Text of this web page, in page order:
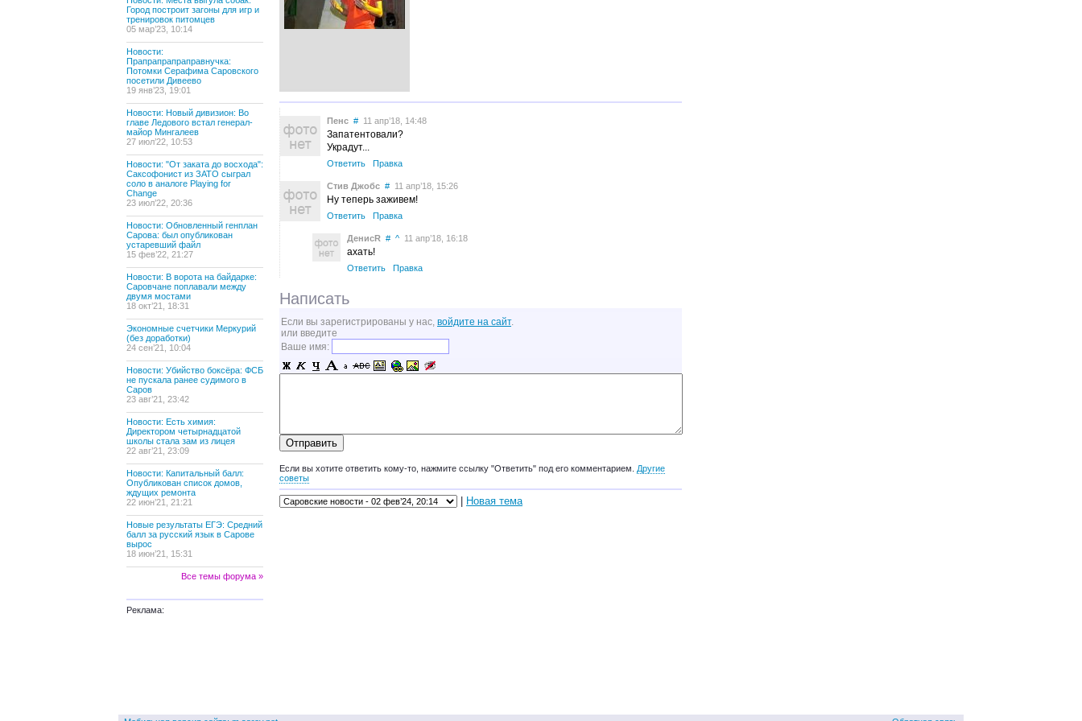
Город построит загоны для игр и
тренировок питомцев
05 мар’23, 10:14
Новости:
Прапрапрапраправнучка:
Потомки Серафима Саровского
посетили Дивеево
19 янв’23, 19:01
Новости: Новый дивизион: Во
главе Ледового встал генерал-
майор Мингалеев
27 июл’22, 10:53
Новости: "От заката до восхода":
Саксофонист из ЗАТО сыграл
соло в аналоге Playing for
Change
23 июл’22, 20:36
Новости: Обновленный генплан
Сарова: был опубликован
устаревший файл
15 фев’22, 21:27
Новости: В ворота на байдарке:
Саровчане поплавали между
двумя мостами
18 окт’21, 18:31
Экономные счетчики Меркурий
(без доработки)
24 сен’21, 10:04
Новости: Убийство боксёра: ФСБ
не пускала ранее судимого в
Саров
23 авг’21, 23:42
Новости: Есть химия:
Директором четырнадцатой
школы стала зам из лицея
22 авг’21, 23:09
Новости: Капитальный балл:
Опубликован список домов,
ждущих ремонта
22 июн’21, 21:21
Новые результаты ЕГЭ: Средний
балл за русский язык в Сарове
вырос
18 июн’21, 15:31
Все темы форума »
Реклама:
Пенс # 11 апр’18, 14:48
Запатентовали?
Украдут...
Ответить Правка
Стив Джобс # 11 апр’18, 15:26
Ну теперь заживем!
Ответить Правка
ДенисR # ^ 11 апр’18, 16:18
ахать!
Ответить Правка
Написать
Если вы зарегистрированы у нас, войдите на сайт.
или введите
Ваше имя:
Если вы хотите ответить кому-то, нажмите ссылку "Ответить" под его комментарием. Другие
советы
Новая тема